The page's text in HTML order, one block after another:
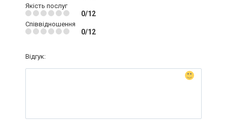
Якість послуг
0/12
Співвідношення
0/12
Відгук: